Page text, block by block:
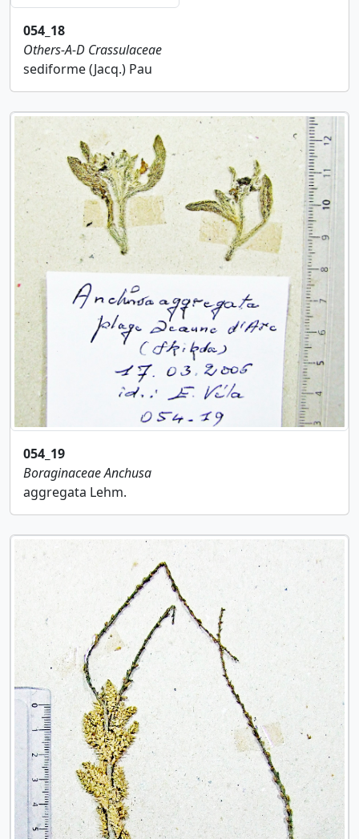
054_18
Others-A-D Crassulaceae
sediforme (Jacq.) Pau
054_19
BoraginaceaeAnchusa
aggregata Lehm.